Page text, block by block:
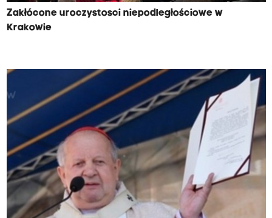
Zakłócone uroczystosci niepodległościowe w
Krakowie